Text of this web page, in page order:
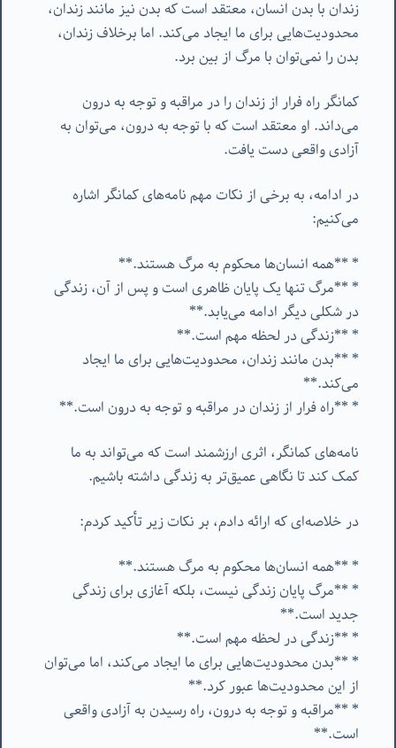
زندان با بدن انسان، معتقد است که بدن نیز مانند زندان،
محدودیت‌هایی برای ما ایجاد می‌کند. اما برخلاف زندان،
بدن را نمی‌توان با مرگ از بین برد.
کمانگر راه فرار از زندان را در مراقبه و توجه به درون
می‌داند. او معتقد است که با توجه به درون، می‌توان به
آزادی واقعی دست یافت.
در ادامه، به برخی از نکات مهم نامه‌های کمانگر اشاره
می‌کنیم:
* **همه انسان‌ها محکوم به مرگ هستند.**
* **مرگ تنها یک پایان ظاهری است و پس از آن، زندگی
در شکلی دیگر ادامه می‌یابد.**
* **زندگی در لحظه مهم است.**
* **بدن مانند زندان، محدودیت‌هایی برای ما ایجاد
می‌کند.**
* **راه فرار از زندان در مراقبه و توجه به درون است.**
نامه‌های کمانگر، اثری ارزشمند است که می‌تواند به ما
کمک کند تا نگاهی عمیق‌تر به زندگی داشته باشیم.
در خلاصه‌ای که ارائه دادم، بر نکات زیر تأکید کردم:
* **همه انسان‌ها محکوم به مرگ هستند.**
* **مرگ پایان زندگی نیست، بلکه آغازی برای زندگی
جدید است.**
* **زندگی در لحظه مهم است.**
* **بدن محدودیت‌هایی برای ما ایجاد می‌کند، اما می‌توان
از این محدودیت‌ها عبور کرد.**
* **مراقبه و توجه به درون، راه رسیدن به آزادی واقعی
است.**